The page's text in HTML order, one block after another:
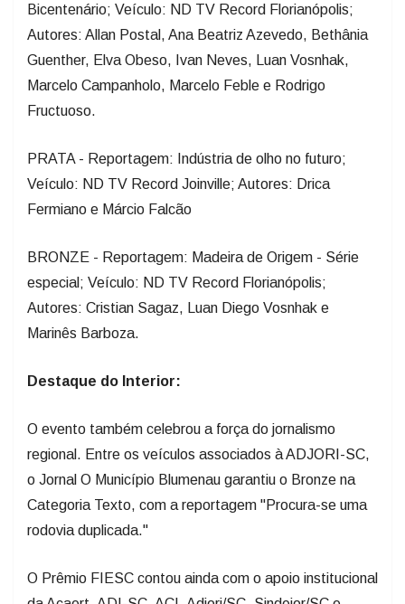
Bicentenário; Veículo: ND TV Record Florianópolis;
Autores: Allan Postal, Ana Beatriz Azevedo, Bethânia
Guenther, Elva Obeso, Ivan Neves, Luan Vosnhak,
Marcelo Campanholo, Marcelo Feble e Rodrigo
Fructuoso.
PRATA - Reportagem: Indústria de olho no futuro;
Veículo: ND TV Record Joinville; Autores: Drica
Fermiano e Márcio Falcão
BRONZE - Reportagem: Madeira de Origem - Série
especial; Veículo: ND TV Record Florianópolis;
Autores: Cristian Sagaz, Luan Diego Vosnhak e
Marinês Barboza.
Destaque do Interior:
O evento também celebrou a força do jornalismo
regional. Entre os veículos associados à ADJORI-SC,
o Jornal O Município Blumenau garantiu o Bronze na
Categoria Texto, com a reportagem "Procura-se uma
rodovia duplicada."
O Prêmio FIESC contou ainda com o apoio institucional